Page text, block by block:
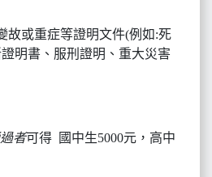
或重症等證明文件(例如:死
明書、服刑證明、重大災害
者可得 國中生5000元，高中